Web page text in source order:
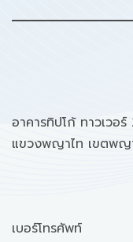
อาคารทิปโก้ ทาวเวอ
แขวงพญาไท เขตพญ
เบอร์โทรศัพท์